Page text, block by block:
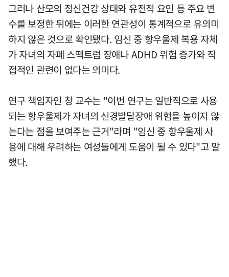
그러나 산모의 정신건강 상태와 유전적 요인 등 주요 변
수를 보정한 뒤에는 이러한 연관성이 통계적으로 유의미
하지 않은 것으로 확인됐다. 임신 중 항우울제 복용 자체
가 자녀의 자폐 스펙트럼 장애나 ADHD 위험 증가와 직
접적인 관련이 없다는 의미다.
연구 책임자인 창 교수는 "이번 연구는 일반적으로 사용
되는 항우울제가 자녀의 신경발달장애 위험을 높이지 않
는다는 점을 보여주는 근거"라며 "임신 중 항우울제 사
용에 대해 우려하는 여성들에게 도움이 될 수 있다"고 말
했다.